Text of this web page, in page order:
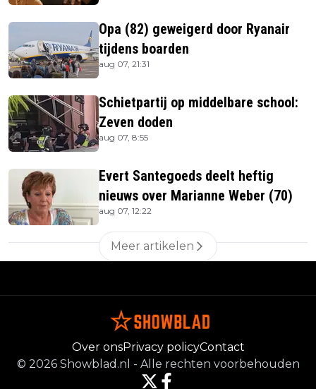
Opa (82) geweigerd door Ryanair
tijdens boarden
aug 07, 21:31
Schietpartij op middelbare school:
Zeven doden
aug 07, 8:55
Evert Santegoeds deelt heftig
nieuws over Marianne Weber (70)
aug 07, 12:22
Meer artikelen
Over onsPrivacy policyContact
© 2026 Showblad.nl - Alle rechten voorbehouden